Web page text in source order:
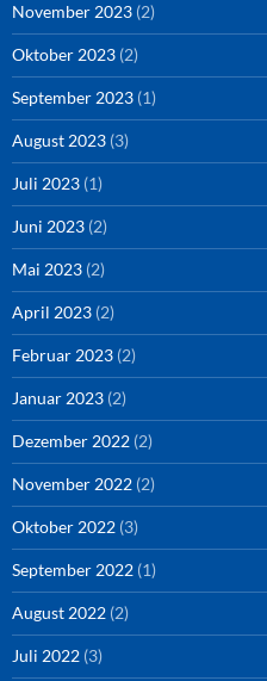
November 2023 (2)
Oktober 2023 (2)
September 2023 (1)
August 2023 (3)
Juli 2023 (1)
Juni 2023 (2)
Mai 2023 (2)
April 2023 (2)
Februar 2023 (2)
Januar 2023 (2)
Dezember 2022 (2)
November 2022 (2)
Oktober 2022 (3)
September 2022 (1)
August 2022 (2)
Juli 2022 (3)